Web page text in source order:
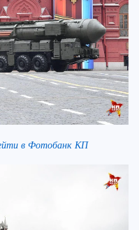
в Фотобанк КП